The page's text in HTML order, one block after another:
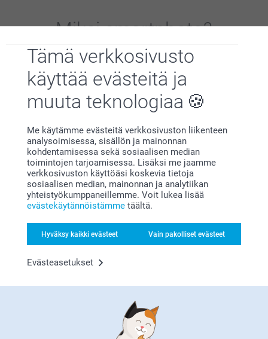
Tämä verkkosivusto
käyttää evästeitä ja
muuta teknologiaa
Me käytämme evästeitä verkkosivuston liikenteen
analysoimisessa, sisällön ja mainonnan
kohdentamisessa sekä sosiaalisen median
toimintojen tarjoamisessa. Lisäksi me jaamme
verkkosivuston käyttöäsi koskevia tietoja
sosiaalisen median, mainonnan ja analytiikan
yhteistyökumppaneillemme. Voit lukea lisää
evästekäytännöistämme täältä.
Hyväksy kaikki evästeet Vain pakolliset evästeet
Evästeasetukset
Miksismartphoto?
Tyytyväisyystakuu
Bonusta kaikista tilauksista